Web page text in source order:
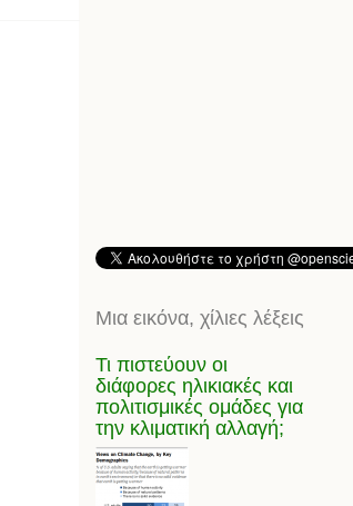
Μια εικόνα, χίλιες λέξεις
Τι πιστεύουν οι
διάφορες ηλικιακές και
πολιτισμικές ομάδες για
την κλιματική αλλαγή;